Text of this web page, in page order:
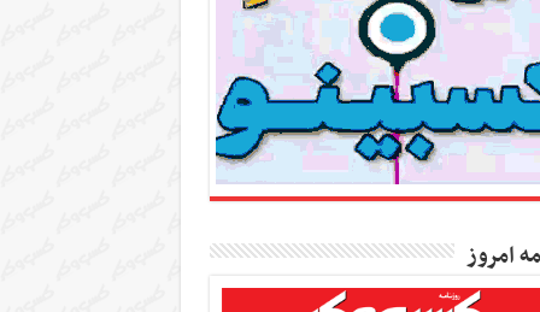
امروز